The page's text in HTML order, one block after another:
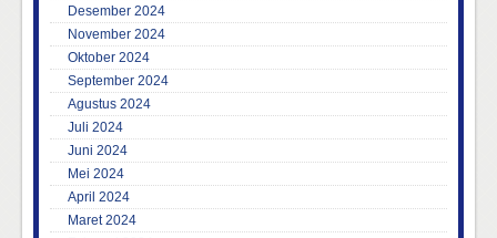
Desember 2024
November 2024
Oktober 2024
September 2024
Agustus 2024
Juli 2024
Juni 2024
Mei 2024
April 2024
Maret 2024